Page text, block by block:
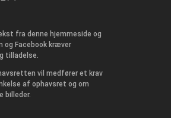
fra denne hjemmeside og
og Facebook kræver
tilladelse.
vil medfører et krav
af ophavsret og om
billeder.